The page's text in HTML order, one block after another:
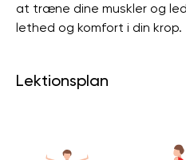
at træne dine muskler og
lethed og komfort i din krop.
Lektionsplan